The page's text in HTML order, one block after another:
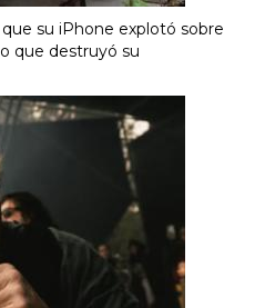
su iPhone explotó sobre
que destruyó su